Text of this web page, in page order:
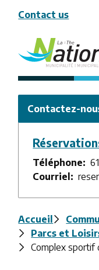
contenu
principal
Contact us
Contactez-
Téléphone
Courriel
Fil
d'Ariane
Accueil
Parcs et
Complex sportif